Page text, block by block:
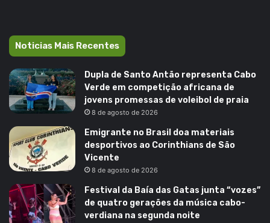
Noticias Mais Recentes
Dupla de Santo Antão representa Cabo
Verde em competição africana de
jovens promessas de voleibol de praia
8 de agosto de 2026
Emigrante no Brasil doa materiais
desportivos ao Corinthians de São
Vicente
8 de agosto de 2026
Festival da Baía das Gatas junta “vozes”
de quatro gerações da música cabo-
verdiana na segunda noite